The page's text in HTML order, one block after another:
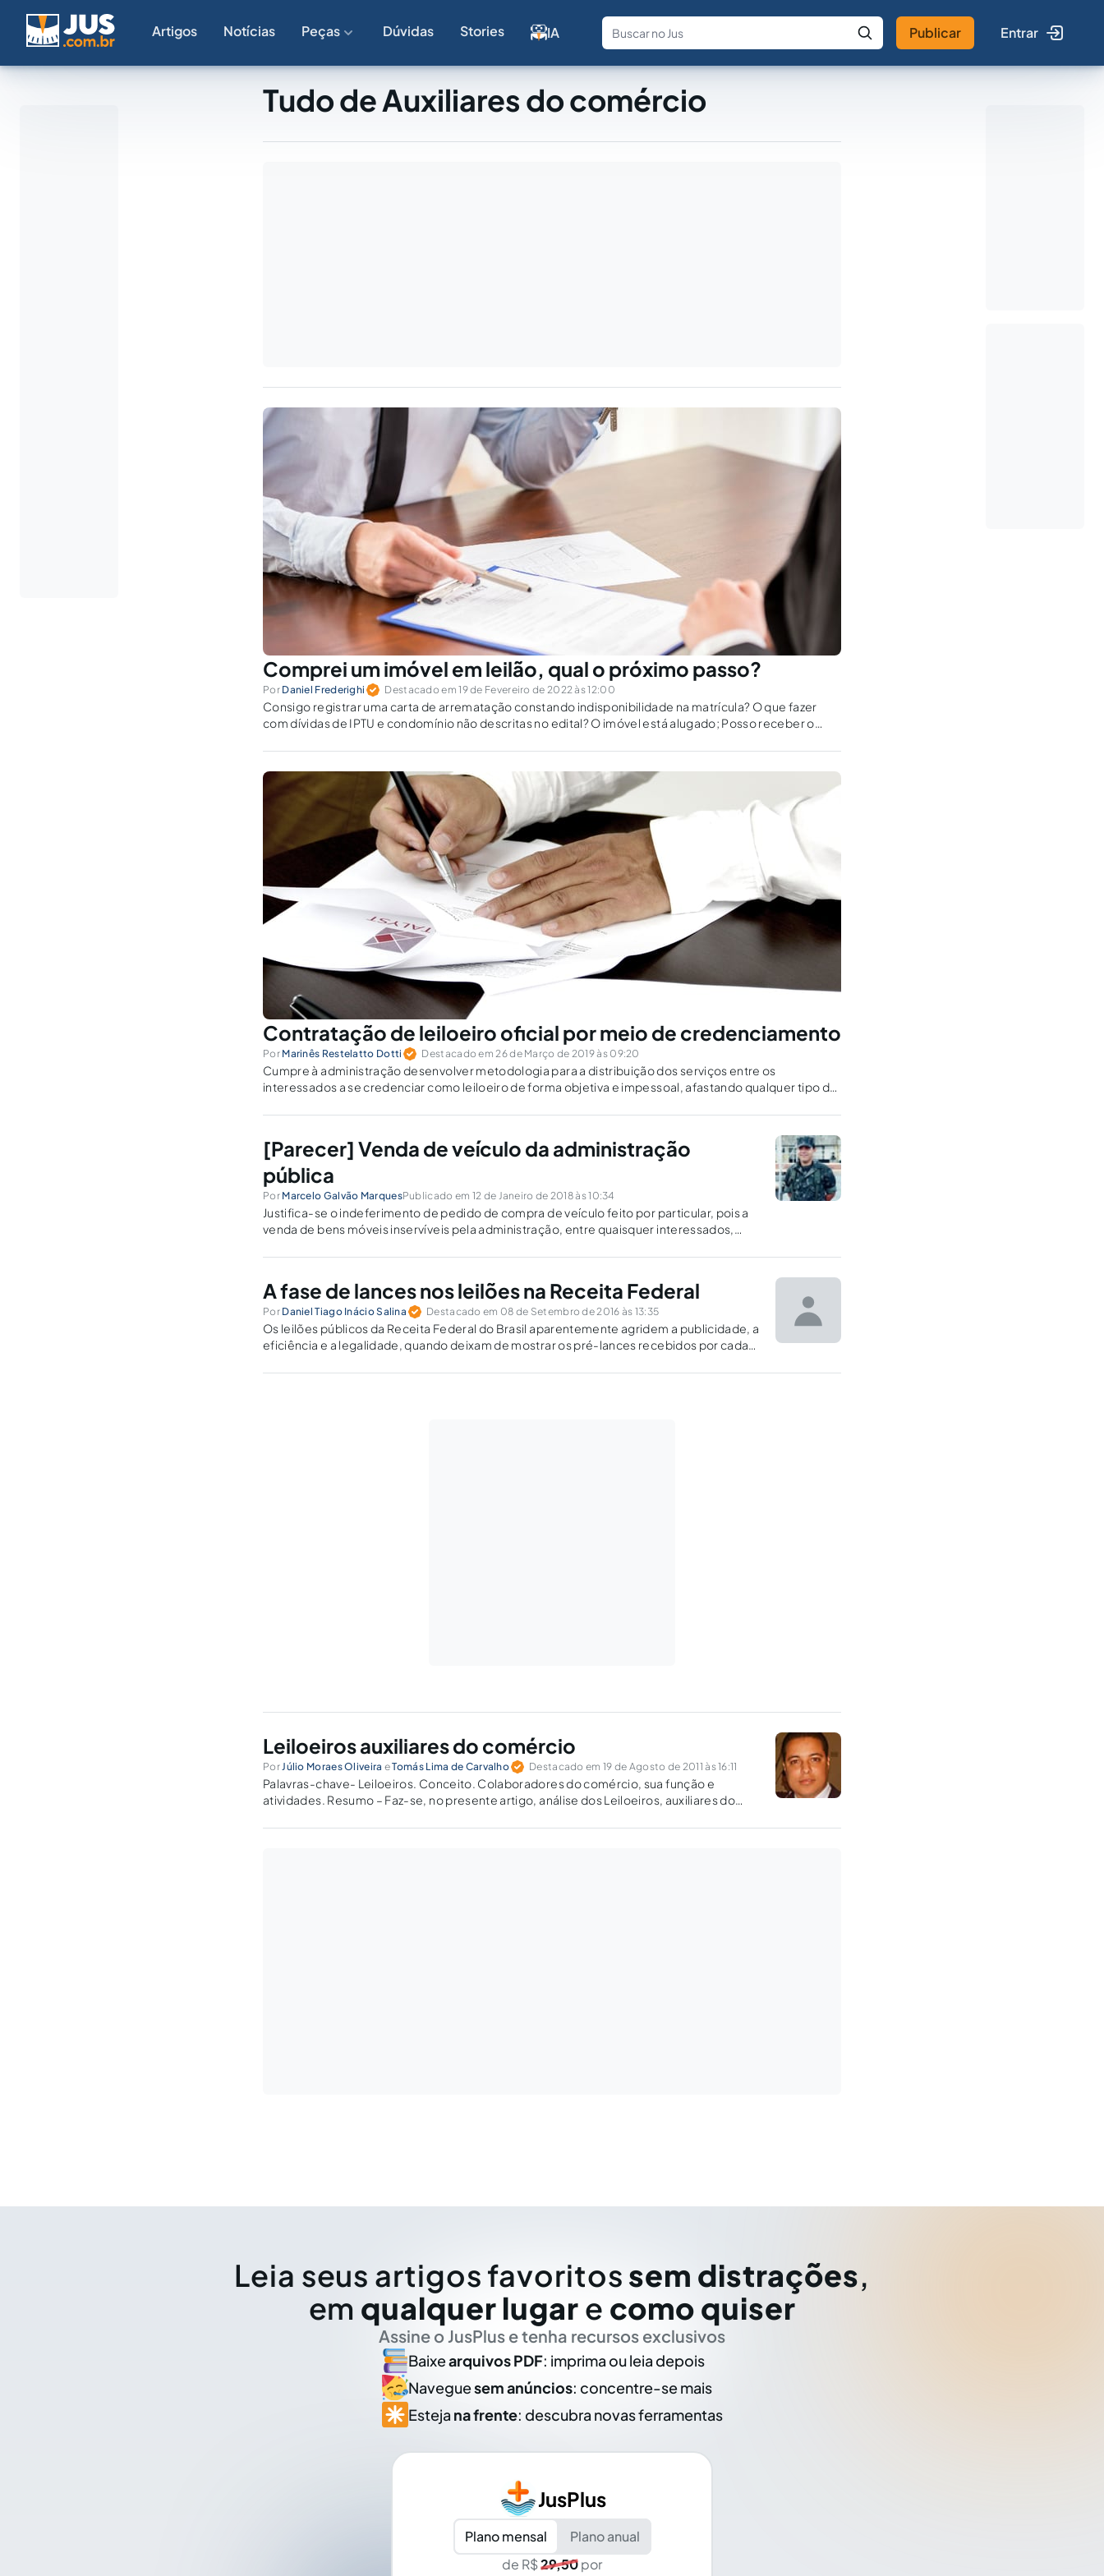
Artigos Notícias Peças Dúvidas Stories IA
Fale com a IA Buscar no Jus
Publicar Entrar
Tudo de Auxiliares do comércio
Comprei um imóvel em leilão, qual o próximo passo?
Por Daniel Frederighi Destacado em 19 de Fevereiro de 2022 às 12:00
Consigo registrar uma carta de arrematação constando indisponibilidade na matrícula? O que fazer
com dívidas de IPTU e condomínio não descritas no edital? O imóvel está alugado; Posso receber o
Contratação de leiloeiro oficial por meio de credenciamento
Por Marinês Restelatto Dotti Destacado em 26 de Março de 2019 às 09:20
Cumpre à administração desenvolver metodologia para a distribuição dos serviços entre os
interessados a se credenciar como leiloeiro de forma objetiva e impessoal, afastando qualquer tipo de
[Parecer] Venda de veículo da administração
pública
Por Marcelo Galvão MarquesPublicado em 12 de Janeiro de 2018 às 10:34
Justifica-se o indeferimento de pedido de compra de veículo feito por particular, pois a
venda de bens móveis inservíveis pela administração, entre quaisquer interessados,
A fase de lances nos leilões na Receita Federal
Por Daniel Tiago Inácio Salina Destacado em 08 de Setembro de 2016 às 13:35
Os leilões públicos da Receita Federal do Brasil aparentemente agridem a publicidade, a
eficiência e a legalidade, quando deixam de mostrar os pré-lances recebidos por cada
Leiloeiros auxiliares do comércio
PorJúlio Moraes Oliveira eTomás Lima de Carvalho Destacado em 19 de Agosto de 2011 às 16:11
Palavras-chave- Leiloeiros. Conceito. Colaboradores do comércio, sua função e
atividades. Resumo – Faz-se, no presente artigo, análise dos Leiloeiros, auxiliares do
sua inscrição como agente auxiliar do comércio,…
Leia seus artigos favoritos sem distrações,
em qualquer lugar e como quiser
Assine o JusPlus e tenha recursos exclusivos
Baixearquivos PDF: imprima ou leia depois
Naveguesem anúncios: concentre-se mais
Esteja na frente: descubra novas ferramentas
JusPlus
Plano mensal
Plano anual
de R$29,50por